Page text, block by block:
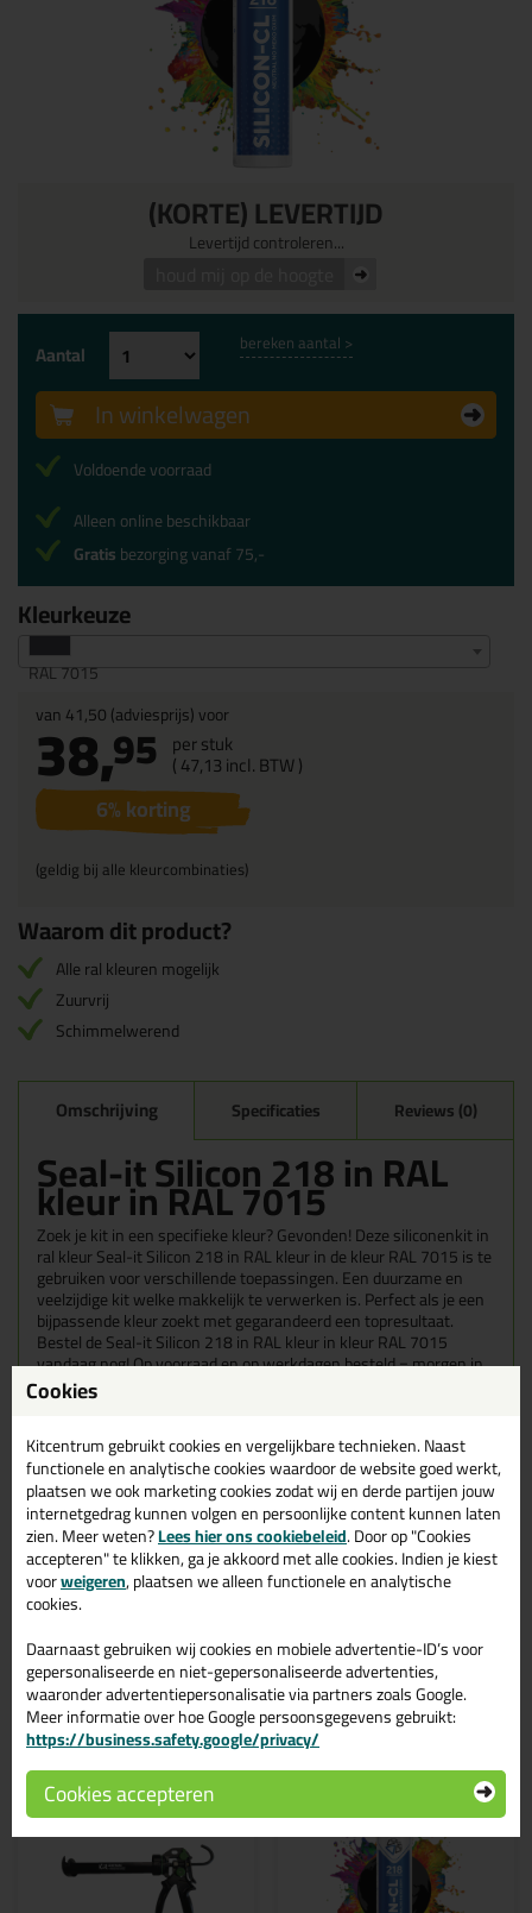
(KORTE) LEVERTIJD
Levertijd controleren...
Kleurkeuze
RAL 7015
van41,50(adviesprijs) voor
38,95 per stuk
(47,13incl. BTW )
6% korting
(geldig bij alle kleurcombinaties)
Aantal bereken aantal >
In winkelwagen
Voldoende voorraad
Alleen online beschikbaar
Gratisbezorging vanaf 75,-
Waarom dit product?
Alle ral kleuren mogelijk
Zuurvrij
Schimmelwerend
Omschrijving Specificaties Reviews (0)
Seal-it Silicon 218 in RAL
kleur in RAL 7015
Zoek je kit in een specifieke kleur? Gevonden! Deze siliconenkit in
ral kleur Seal-it Silicon 218 in RAL kleur in de kleur RAL 7015 is te
gebruiken voor verschillende toepassingen. Een duurzame en
veelzijdige kit welke makkelijk te verwerken is. Perfect als je een
bijpassende kleur zoekt met gegarandeerd een topresultaat.
Bestel de Seal-it Silicon 218 in RAL kleur in kleur RAL 7015
vandaag nog! Op voorraad en op werkdagen besteld = morgen in
huis.
product?Lees alles over dit product >
Tips & tricks voor Seal-it Silicon 218
in RAL kleur
In de volgende blogs wordt dit product gebruikt:
Welke kit heb ik nodig voor mijn badkamer?
Gerelateerde producten
Cookies
Kitcentrum gebruikt cookies en vergelijkbare technieken. Naast
functionele en analytische cookies waardoor de website goed werkt,
plaatsen we ook marketing cookies zodat wij en derde partijen jouw
internetgedrag kunnen volgen en persoonlijke content kunnen laten
zien. Meer weten?Lees hier ons cookiebeleid. Door op "Cookies
accepteren" te klikken, ga je akkoord met alle cookies. Indien je kiest
voorweigeren, plaatsen we alleen functionele en analytische
cookies.
Daarnaast gebruiken wij cookies en mobiele advertentie-ID’s voor
gepersonaliseerde en niet-gepersonaliseerde advertenties,
waaronder advertentiepersonalisatie via partners zoals Google.
Meer informatie over hoe Google persoonsgegevens gebruikt:
https://business.safety.google/privacy/
Cookies accepteren